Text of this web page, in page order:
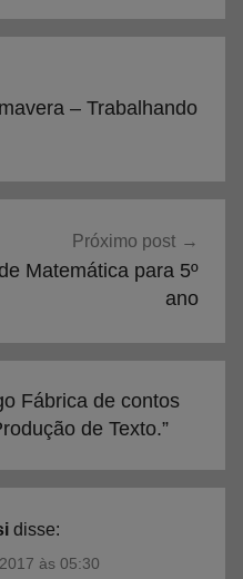
– Trabalhando
Próximo post
Matemática para 5º
ano
Fábrica de contos
de Texto.”
disse:
às 05:30